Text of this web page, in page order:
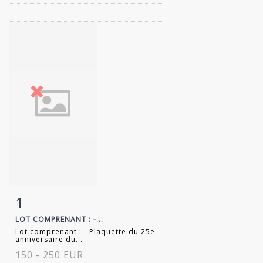
1
LOT COMPRENANT : -...
Lot comprenant : - Plaquette du 25e
anniversaire du...
150 - 250 EUR